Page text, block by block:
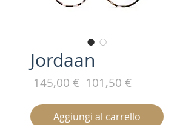
Jordaan
145,00 € Prezzo
101,50 €Prezzo
Aggiungi al carrello